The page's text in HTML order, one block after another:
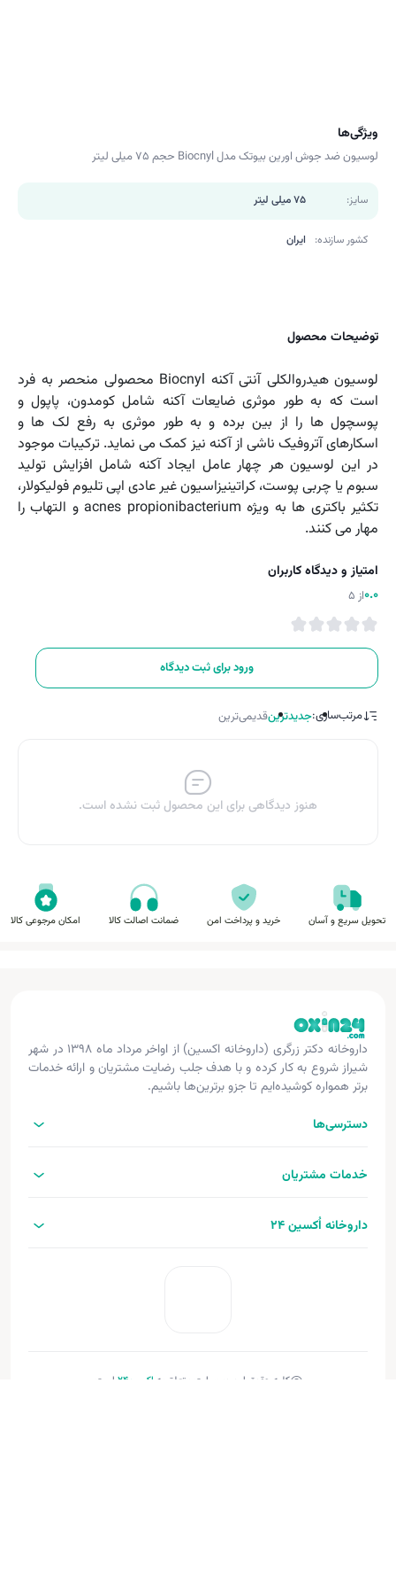
ویژگی‌ها
لوسیون ضد جوش اورین بیوتک مدل Biocnyl حجم 75 میلی لیتر
سایز: 75 میلی لیتر
کشور سازنده: ایران
توضیحات محصول
لوسیون هیدروالکلی آنتی آکنه Biocnyl محصولی منحصر به فرد
است که به طور موثری ضایعات آکنه شامل کومدون، پاپول و
پوسچول ها را از بین برده و به طور موثری به رفع لک ها و
اسکارهای آتروفیک ناشی از آکنه نیز کمک می نماید. ترکیبات موجود
در این لوسیون هر چهار عامل ایجاد آکنه شامل افزایش تولید
سبوم یا چربی پوست، کراتینیزاسیون غیر عادی اپی تلیوم فولیکولار،
تکثیر باکتری ها به ویژه acnes propionibacterium و التهاب را
مهار می کنند.
امتیاز و دیدگاه کاربران
0.0از 5
ورود برای ثبت دیدگاه
مرتب‌سازی:جدیدترینقدیمی‌ترین
هنوز دیدگاهی برای این محصول ثبت نشده است.
تحویل سریع و آسان خرید و پرداخت امن ضمانت اصالت کالا امکان مرجوعی کالا
داروخانه دکتر زرگری (داروخانه اکسین) از اواخر مرداد ماه ۱۳۹۸ در شهر
شیراز شروع به کار کرده و با هدف جلب رضایت مشتریان و ارائه خدمات
برتر همواره کوشیده‌ایم تا جزو برترین‌ها باشیم.
دسترسی‌ها
خدمات مشتریان
داروخانه اُکسین 24
کلیه حقوق این وب‌سایت متعلق به اکسین‌24
است.